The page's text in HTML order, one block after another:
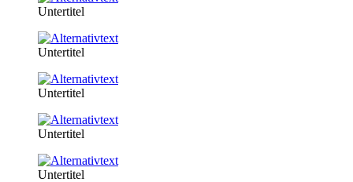
Untertitel
Untertitel
Untertitel
Untertitel
Untertitel